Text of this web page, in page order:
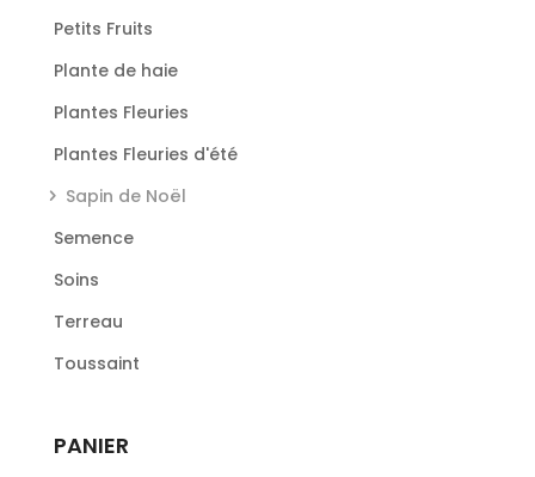
Petits Fruits
Plante de haie
Plantes Fleuries
Plantes Fleuries d'été
Sapin de Noël
Semence
Soins
Terreau
Toussaint
PANIER